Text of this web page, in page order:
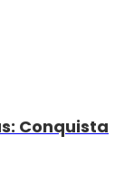
Conquista